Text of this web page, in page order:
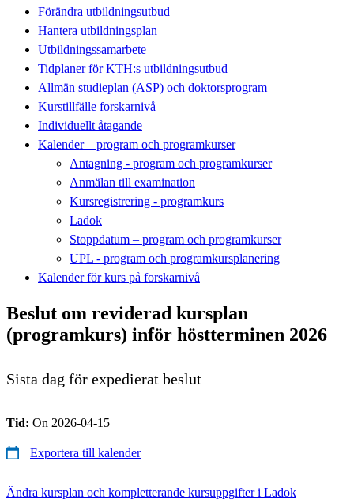
Förändra utbildningsutbud
Hantera utbildningsplan
Utbildningssamarbete
Tidplaner för KTH:s utbildningsutbud
Allmän studieplan (ASP) och doktorsprogram
Kurstillfälle forskarnivå
Individuellt åtagande
Kalender – program och programkurser
Antagning - program och programkurser
Anmälan till examination
Kursregistrering - programkurs
Ladok
Stoppdatum – program och programkurser
UPL - program och programkursplanering
Kalender för kurs på forskarnivå
Beslut om reviderad kursplan
(programkurs) inför höstterminen 2026
Sista dag för expedierat beslut
Tid: On 2026-04-15
Exportera till kalender
Ändra kursplan och kompletterande kursuppgifter i Ladok